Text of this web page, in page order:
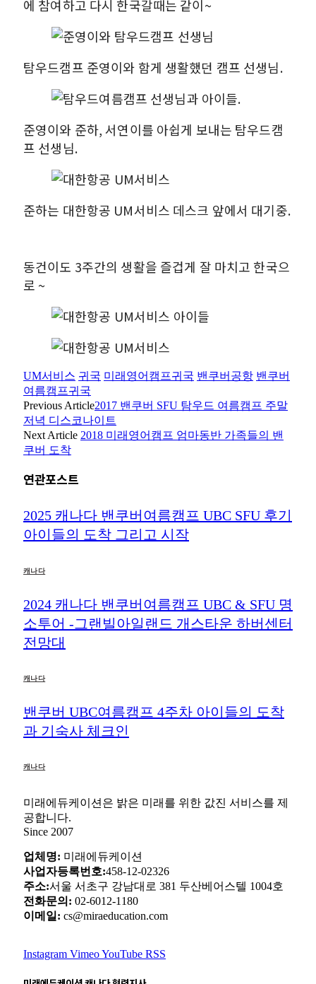
에 참여하고 다시 한국갈때는 같이~
탐우드캠프 준영이와 함게 생활했던 캠프 선생님.
준영이와 준하, 서연이를 아쉽게 보내는 탐우드캠
프 선생님.
준하는 대한항공 UM서비스 데스크 앞에서 대기중.
동건이도 3주간의 생활을 즐겁게 잘 마치고 한국으
로 ~
UM서비스 귀국 미래영어캠프귀국 밴쿠버공항 밴쿠버
여름캠프귀국
Previous Article2017 밴쿠버 SFU 탐우드 여름캠프 주말
저녁 디스코나이트
Next Article 2018 미래영어캠프 엄마동반 가족들의 밴
쿠버 도착
연관포스트
2025 캐나다 밴쿠버여름캠프 UBC SFU 후기
아이들의 도착 그리고 시작
캐나다
2024 캐나다 밴쿠버여름캠프 UBC & SFU 명
소투어 -그랜빌아일랜드 개스타운 하버센터
전망대
캐나다
밴쿠버 UBC여름캠프 4주차 아이들의 도착
과 기숙사 체크인
캐나다
미래에듀케이션은 밝은 미래를 위한 값진 서비스를 제
공합니다.
Since 2007
업체명: 미래에듀케이션
사업자등록번호:458-12-02326
주소:서울 서초구 강남대로 381 두산베어스텔 1004호
전화문의: 02-6012-1180
이메일: cs@miraeducation.com
Instagram VimeoYouTube RSS